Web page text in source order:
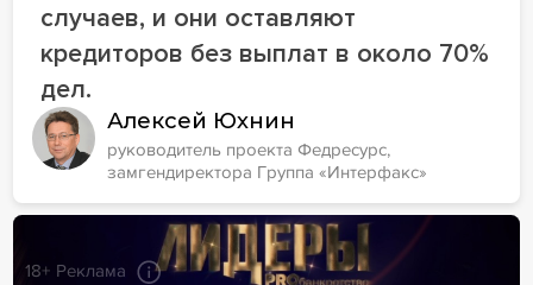
случаев, и они оставляют
кредиторов без выплат в около 70%
дел.
Алексей Юхнин
руководитель проекта Федресурс,
замгендиректора Группа «Интерфакс»
18+ Реклама